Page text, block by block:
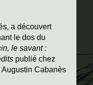
a découvert
le dos du
le savant :
publié chez
Cabanès